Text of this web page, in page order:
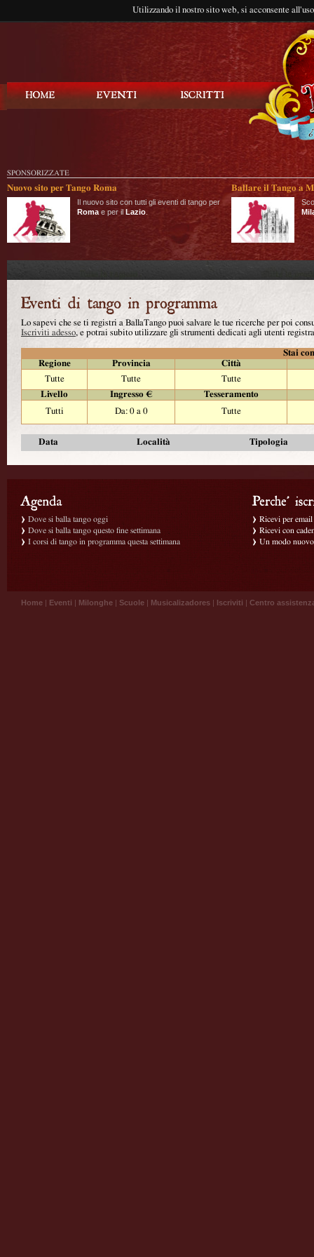
Utilizzando il nostro sito web, si acconsente
SPONSORIZZATE
Nuovo sito per Tango Roma
Il nuovo sito con tutti gli eventi di tango per
Roma e per il Lazio
Ballare il Tango a
Lo sapevi che se ti registri a BallaTango puoi salvare le tue ricerche per poi
Iscriviti adesso, e potrai subito utilizzare gli strumenti dedicati agli utenti
Stai
Regione
Provincia
Città
Tutte
Tutte
Tutte
Livello
Ingresso €
Tesseramento
Tutti
Da: 0 a 0 Tutte
Data Località Tipologia
Dove si balla tango oggi
Dove si balla tango questo fine settimana
I corsi di tango in programma questa settimana
Ricevi per
Ricevi con
Un modo
Home | Eventi | Milonghe | Scuole | Musicalizadores | Iscriviti | Centro